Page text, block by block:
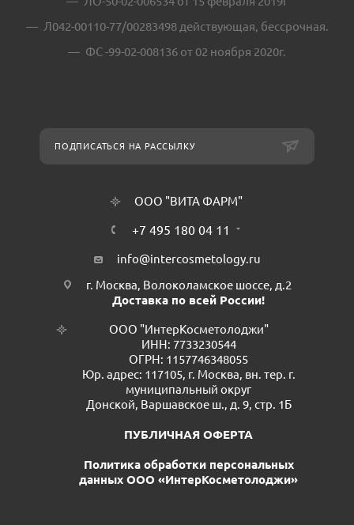
Л042-00110-77/00283498 действующая, бессрочная.
ФС -99-02-008136 от 02 ноября 2020г.
ПОДПИСАТЬСЯ НА РАССЫЛКУ
ООО "ВИТА ФАРМ"
+7 495 180 04 11
info@intercosmetology.ru
г. Москва, Волоколамское шоссе, д.2
Доставка по всей России!
ООО "ИнтерКосметолоджи"
ИНН: 7733230544
ОГРН: 1157746348055
Юр. адрес: 117105, г. Москва, вн. тер. г.
муниципальный округ
Донской, Варшавское ш., д. 9, стр. 1Б
ПУБЛИЧНАЯ ОФЕРТА
Политика обработки персональных
данных ООО «ИнтерКосметолоджи»